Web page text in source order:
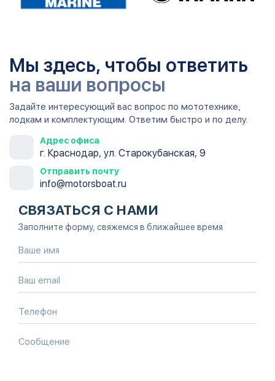
Мы здесь, чтобы ответить
на ваши вопросы
Задайте интересующий вас вопрос по мототехнике,
лодкам и комплектующим. Ответим быстро и по делу.
Адрес офиса
г. Краснодар, ул. Старокубанская, 9
Отправить почту
info@motorsboat.ru
СВЯЗАТЬСЯ С НАМИ
Заполните форму, свяжемся в ближайшее время